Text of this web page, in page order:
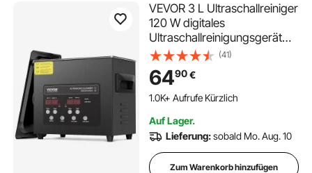
VEVOR 3 L Ultraschallreiniger
120 W digitales
Ultraschallreinigungsgerät
mit Schonmodus &
verbesserter Entgasung, 40
kHz industrieller
Schmuckreiniger mit Heizung
Schwarz
(41)
6490€
1.0K+ Aufrufe Kürzlich
Auf Lager.
Lieferung:sobald Mo. Aug. 10
Zum Warenkorb hinzufügen